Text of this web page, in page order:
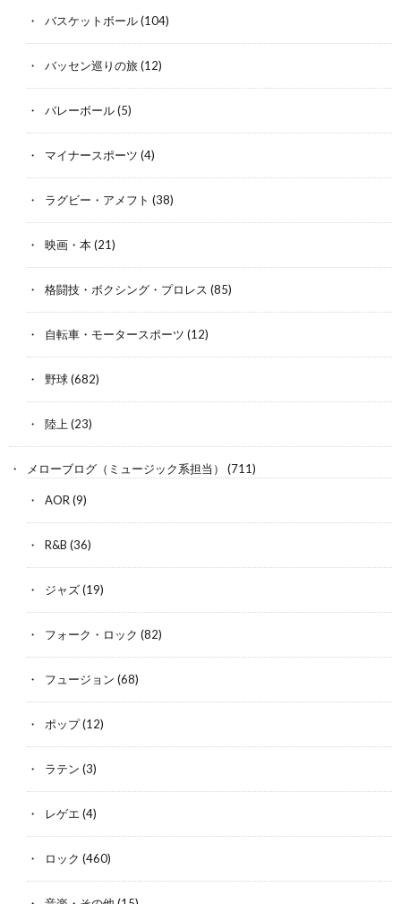
バスケットボール(104)
バッセン巡りの旅(12)
バレーボール(5)
マイナースポーツ (4)
ラグビー・アメフト (38)
映画・本(21)
格闘技・ボクシング・プロレス (85)
自転車・モータースポーツ (12)
野球(682)
陸上 (23)
メローブログ（ミュージック系担当） (711)
AOR (9)
R&B (36)
ジャズ(19)
フォーク・ロック (82)
フュージョン (68)
ポップ(12)
ラテン (3)
レゲエ (4)
ロック (460)